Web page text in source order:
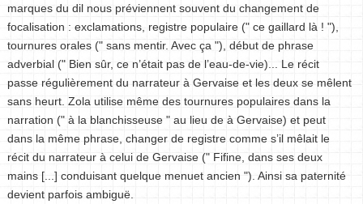
marques du dil nous préviennent souvent du changement de
focalisation : exclamations, registre populaire (" ce gaillard là ! "),
tournures orales (" sans mentir. Avec ça "), début de phrase
adverbial (" Bien sûr, ce n’était pas de l’eau-de-vie)... Le récit
passe régulièrement du narrateur à Gervaise et les deux se mêlent
sans heurt. Zola utilise même des tournures populaires dans la
narration (" à la blanchisseuse " au lieu de à Gervaise) et peut
dans la même phrase, changer de registre comme s’il mêlait le
récit du narrateur à celui de Gervaise (" Fifine, dans ses deux
mains [...] conduisant quelque menuet ancien "). Ainsi sa paternité
devient parfois ambiguë.